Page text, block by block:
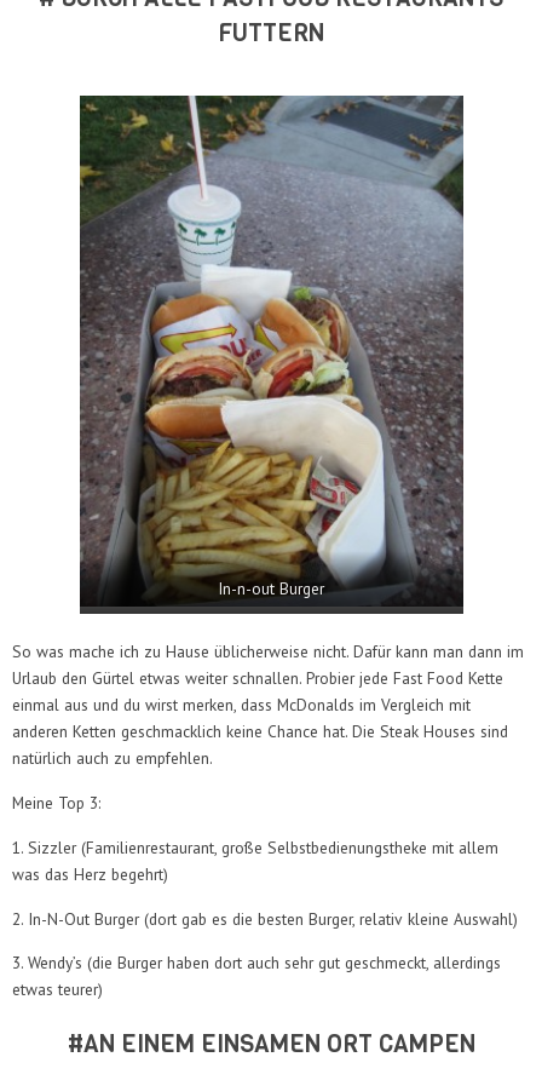
FUTTERN
In-n-out Burger
So was mache ich zu Hause üblicherweise nicht. Dafür kann man dann im
Urlaub den Gürtel etwas weiter schnallen. Probier jede Fast Food Kette
einmal aus und du wirst merken, dass McDonalds im Vergleich mit
anderen Ketten geschmacklich keine Chance hat. Die Steak Houses sind
natürlich auch zu empfehlen.
Meine Top 3:
1. Sizzler (Familienrestaurant, große Selbstbedienungstheke mit allem
was das Herz begehrt)
2. In-N-Out Burger (dort gab es die besten Burger, relativ kleine Auswahl)
3. Wendy’s (die Burger haben dort auch sehr gut geschmeckt, allerdings
etwas teurer)
#AN EINEM EINSAMEN ORT CAMPEN